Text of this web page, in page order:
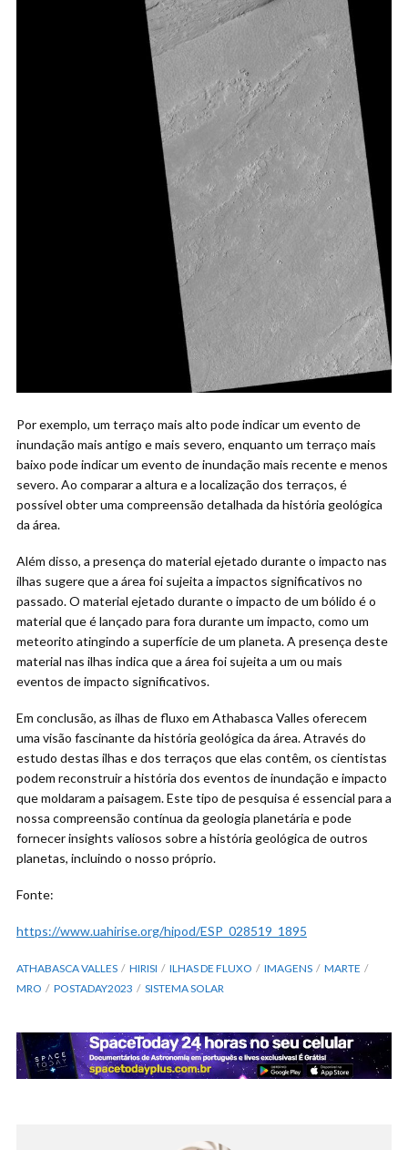
Por exemplo, um terraço mais alto pode indicar um evento de
inundação mais antigo e mais severo, enquanto um terraço mais
baixo pode indicar um evento de inundação mais recente e menos
severo. Ao comparar a altura e a localização dos terraços, é
possível obter uma compreensão detalhada da história geológica
da área.
Além disso, a presença do material ejetado durante o impacto nas
ilhas sugere que a área foi sujeita a impactos significativos no
passado. O material ejetado durante o impacto de um bólido é o
material que é lançado para fora durante um impacto, como um
meteorito atingindo a superfície de um planeta. A presença deste
material nas ilhas indica que a área foi sujeita a um ou mais
eventos de impacto significativos.
Em conclusão, as ilhas de fluxo em Athabasca Valles oferecem
uma visão fascinante da história geológica da área. Através do
estudo destas ilhas e dos terraços que elas contêm, os cientistas
podem reconstruir a história dos eventos de inundação e impacto
que moldaram a paisagem. Este tipo de pesquisa é essencial para a
nossa compreensão contínua da geologia planetária e pode
fornecer insights valiosos sobre a história geológica de outros
planetas, incluindo o nosso próprio.
Fonte:
https://www.uahirise.org/hipod/ESP_028519_1895
ATHABASCA VALLES HIRISI ILHAS DE FLUXO IMAGENS
MARTE
MRO
POSTADAY2023 SISTEMA SOLAR